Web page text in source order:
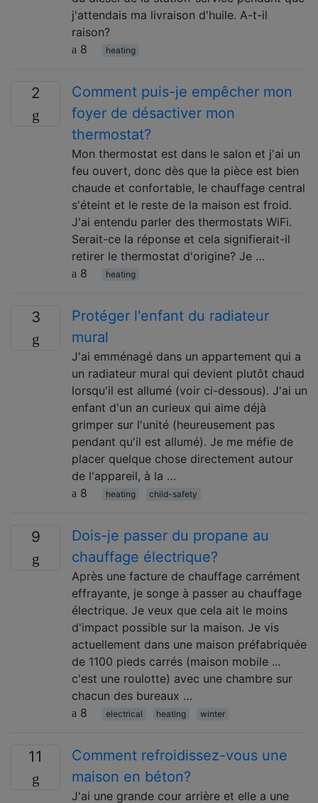
j'attendais ma livraison d'huile. A-t-il
raison?
8
heating
2
Comment puis-je empêcher mon
foyer de désactiver mon
thermostat?
Mon thermostat est dans le salon et j'ai un
feu ouvert, donc dès que la pièce est bien
chaude et confortable, le chauffage central
s'éteint et le reste de la maison est froid.
J'ai entendu parler des thermostats WiFi.
Serait-ce la réponse et cela signifierait-il
retirer le thermostat d'origine? Je …
8
heating
3
Protéger l'enfant du radiateur
mural
J'ai emménagé dans un appartement qui a
un radiateur mural qui devient plutôt chaud
lorsqu'il est allumé (voir ci-dessous). J'ai un
enfant d'un an curieux qui aime déjà
grimper sur l'unité (heureusement pas
pendant qu'il est allumé). Je me méfie de
placer quelque chose directement autour
de l'appareil, à la …
8
heating child-safety
9
Dois-je passer du propane au
chauffage électrique?
Après une facture de chauffage carrément
effrayante, je songe à passer au chauffage
électrique. Je veux que cela ait le moins
d'impact possible sur la maison. Je vis
actuellement dans une maison préfabriquée
de 1100 pieds carrés (maison mobile ...
c'est une roulotte) avec une chambre sur
chacun des bureaux …
8
electrical heating winter
11
Comment refroidissez-vous une
maison en béton?
J'ai une grande cour arrière et elle a une